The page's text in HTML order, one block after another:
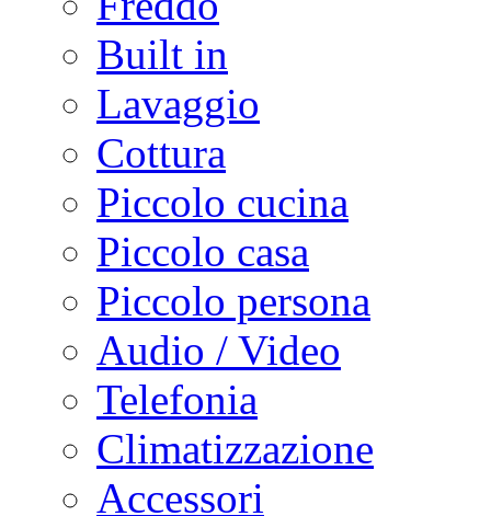
Built in
Lavaggio
Cottura
Piccolo cucina
Piccolo casa
Piccolo persona
Audio / Video
Telefonia
Climatizzazione
Accessori